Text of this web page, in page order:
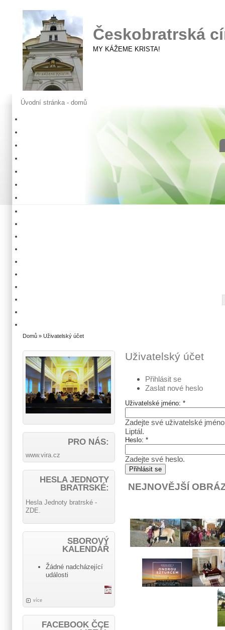
Českobratrská
MY KÁŽEME KRISTA!
Úvodní stránka - domů
Domů » Uživatelský účet
Uživatelský účet
Přihlásit se
Zaslat nové heslo
Uživatelské jméno: *
Zadejte své uživatelské
Liptál.
Heslo: *
Zadejte své heslo.
NEJNOVĚJŠÍ
PRO NÁS:
www.vira.cz
HESLA JEDNOTY
BRATRSKÉ:
Hesla Jednoty bratrské -
ZDE.
SBOROVÝ
KALENDÁŘ
Žádné nadcházející
události
více
FACEBOOK ČCE